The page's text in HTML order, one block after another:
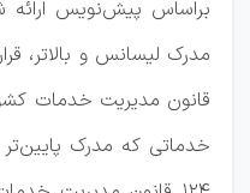
براساس پیش‌نویس ارائه
قانون مدیریت خدمات
خدماتی که مدرک پایین‌تر